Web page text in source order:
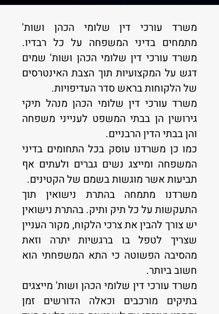
משרד עורכי דין שלומי הכהן ושות'
מתמחים בדיני המשפחה על כל רבדיו.
משרד עורכי דין שלומי הכהן ושות' שמים
דגש על המקצועיות תוך הצבת האינטרסים
של הלקוחות בראש סדר העדיפויות.
משרד עורכי דין שלומי הכהן מנהל תיקי
גירושין הן בבתי המשפט לענייני משפחה
והן בבתי הדין הרבניים.
כמו כן משרדנו עוסק בכל התחומים בדיני
המשפחה ומייצג נשים גברים ולעתים אף
תביעות אשר מוגשות בשמם של הקטינים.
משרדנו מתמחה בהתרת נישואין תוך
התעקשות על כל תיק ותיק. בהתרת נישואין
יש צורך להבין את צרכי הלקוח, מקור העניין
שצריך לטפל בו ברגשיות יתרה וזאת
מהסיבה הפשוטה כי התא המשפחתי הוא
חשוב ביותר.
משרד עורכי דין שלומי הכהן ושות' מייצגים
בתיקים מורכבים וכאלה הדורשים זמן